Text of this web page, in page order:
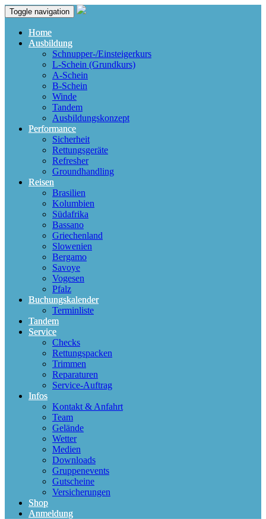
Toggle navigation
Home
Ausbildung
Schnupper-/Einsteigerkurs
L-Schein (Grundkurs)
A-Schein
B-Schein
Winde
Tandem
Ausbildungskonzept
Performance
Sicherheit
Rettungsgeräte
Refresher
Groundhandling
Reisen
Brasilien
Kolumbien
Südafrika
Bassano
Griechenland
Slowenien
Bergamo
Savoye
Vogesen
Pfalz
Buchungskalender
Terminliste
Tandem
Service
Checks
Rettungspacken
Trimmen
Reparaturen
Service-Auftrag
Infos
Kontakt & Anfahrt
Team
Gelände
Wetter
Medien
Downloads
Gruppenevents
Gutscheine
Versicherungen
Shop
Anmeldung